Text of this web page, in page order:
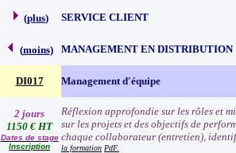
(plus) SERVICE CLIENT
(moins) MANAGEMENT EN DISTRIBUTION
DI017 Management d'équipe
2 jours
1150 € HT
Dates de stage
Inscription
Réflexion approfondie sur les rôles et
sur les projets et des objectifs de
chaque collaborateur (entretien),
la formation PdF.